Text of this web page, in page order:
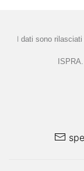
I dati sono